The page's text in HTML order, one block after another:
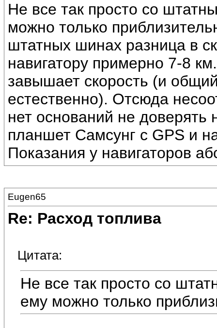
Не все так просто со
можно только
штатных шинах разница в
навигатору примерно 7-8
завышает скорость (и
естественно). Отсюда
нет оснований не доверять
планшет Самсунг с GPS и
Показания у навигаторов
Eugen65
Re: Расход топлива
Цитата:
Не все так просто со
ему можно только